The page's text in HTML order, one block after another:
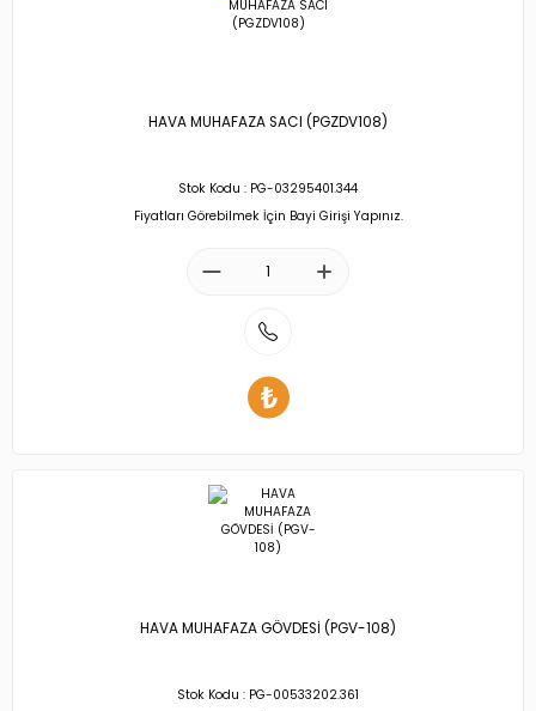
HAVA MUHAFAZA SACI (PGZDV108)
Stok Kodu : PG-03295401.344
Fiyatları Görebilmek İçin Bayi Girişi Yapınız.
HAVA MUHAFAZA GÖVDESİ (PGV-108)
Stok Kodu : PG-00533202.361